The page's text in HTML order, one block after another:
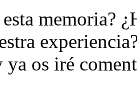
memoria?
ya os iré